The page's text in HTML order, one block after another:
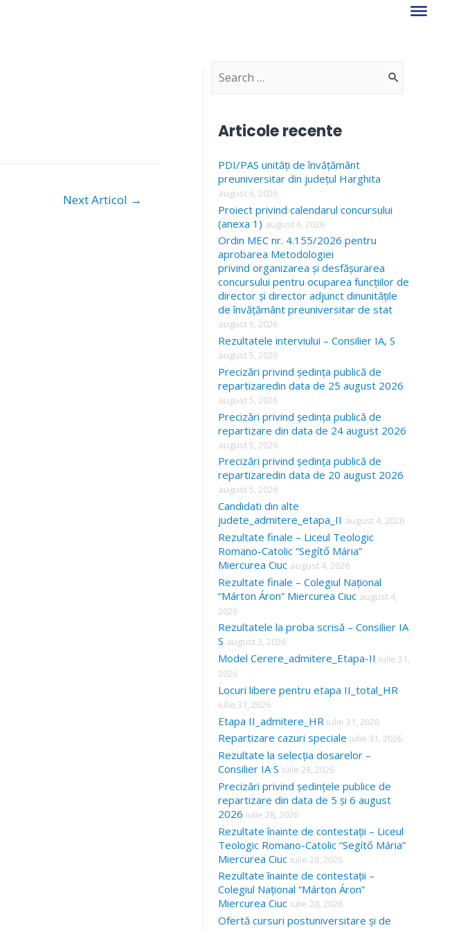
Next Articol →
S
c
h
f
o
r
:
Articole recente
PDI/PAS unități de învățământ
preuniversitar din județul Harghita
august 6, 2026
Proiect privind calendarul concursului
(anexa 1) august 6, 2026
Ordin MEC nr. 4.155/2026 pentru
aprobarea Metodologiei
privind organizarea și desfășurarea
concursului pentru ocuparea funcțiilor de
director și director adjunct dinunitățile
de învățământ preuniversitar de stat
august 6, 2026
Rezultatele interviului – Consilier IA, S
august 5, 2026
Precizări privind ședința publică de
repartizaredin data de 25 august 2026
august 5, 2026
Precizări privind ședința publică de
repartizare din data de 24 august 2026
august 5, 2026
Precizări privind ședința publică de
repartizaredin data de 20 august 2026
august 5, 2026
Candidati din alte
judete_admitere_etapa_II august 4, 2026
Rezultate finale – Liceul Teologic
Romano-Catolic “Segítő Mária”
Miercurea Ciuc august 4, 2026
Rezultate finale – Colegiul Național
“Márton Áron” Miercurea Ciuc august 4,
2026
Rezultatele la proba scrisă – Consilier IA
S august 3, 2026
Model Cerere_admitere_Etapa-II iulie 31,
2026
Locuri libere pentru etapa II_total_HR
iulie 31, 2026
Etapa II_admitere_HR iulie 31, 2026
Repartizare cazuri speciale iulie 31, 2026
Rezultate la selecția dosarelor –
Consilier IA S iulie 28, 2026
Precizări privind ședințele publice de
repartizare din data de 5 și 6 august
2026 iulie 28, 2026
Rezultate înainte de contestații – Liceul
Teologic Romano-Catolic “Segítő Mária”
Miercurea Ciuc iulie 28, 2026
Rezultate înainte de contestații –
Colegiul Național “Márton Áron”
Miercurea Ciuc iulie 28, 2026
Ofertă cursuri postuniversitare și de